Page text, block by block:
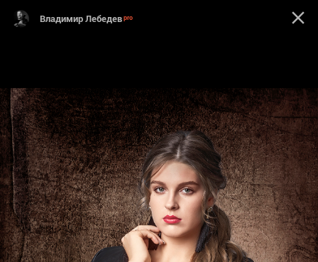
Владимир Лебедев